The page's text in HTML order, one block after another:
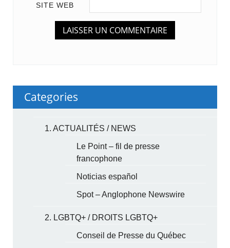
SITE WEB
Categories
1. ACTUALITÉS / NEWS
Le Point – fil de presse
francophone
Noticias español
Spot – Anglophone Newswire
2. LGBTQ+ / DROITS LGBTQ+
Conseil de Presse du Québec